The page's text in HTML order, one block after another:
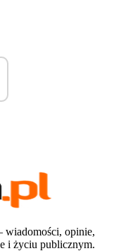
opinie,
i życiu publicznym.